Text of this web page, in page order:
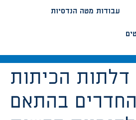
עבודות מטה הנדסיות
דלתות הכיתות
בהתאם